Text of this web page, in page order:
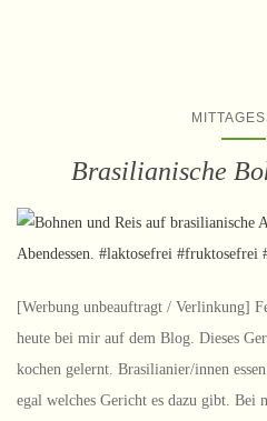
Brasilianische
[Werbung unbeauftragt / Verlinkung]
heute bei mir auf dem Blog. Dieses
kochen gelernt. Brasilianier/innen
egal welches Gericht es dazu gibt. Bei